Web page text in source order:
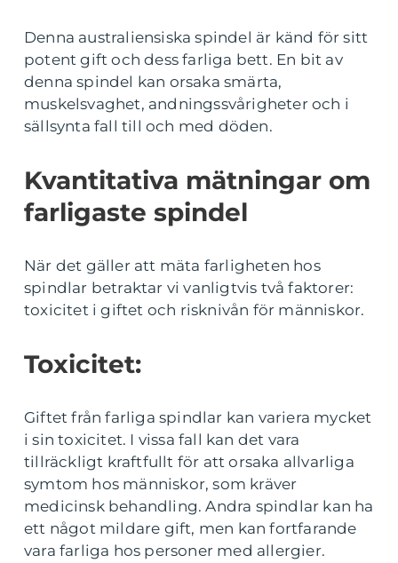
Denna australiensiska spindel är känd för sitt
potent gift och dess farliga bett. En bit av
denna spindel kan orsaka smärta,
muskelsvaghet, andningssvårigheter och i
sällsynta fall till och med döden.
Kvantitativa mätningar om
farligaste spindel
När det gäller att mäta farligheten hos
spindlar betraktar vi vanligtvis två faktorer:
toxicitet i giftet och risknivån för människor.
Toxicitet:
Giftet från farliga spindlar kan variera mycket
i sin toxicitet. I vissa fall kan det vara
tillräckligt kraftfullt för att orsaka allvarliga
symtom hos människor, som kräver
medicinsk behandling. Andra spindlar kan ha
ett något mildare gift, men kan fortfarande
vara farliga hos personer med allergier.